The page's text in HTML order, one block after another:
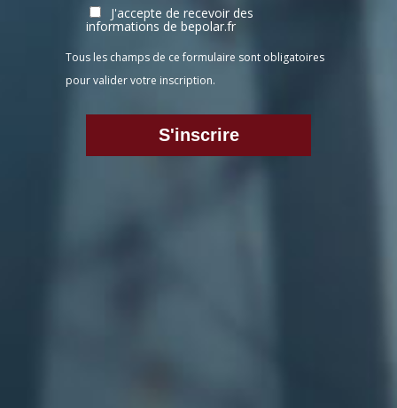
J'accepte de recevoir des
informations de bepolar.fr
Tous les champs de ce formulaire sont obligatoires
pour valider votre inscription.